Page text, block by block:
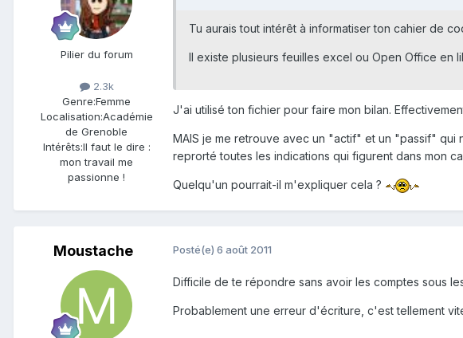
Pilier du forum
2.3k
Genre:Femme
Localisation:Académie
de Grenoble
Intérêts:Il faut le dire :
mon travail me
passionne !
Tu aurais tout intérêt à informatiser ton cahier de
Il existe plusieurs feuilles excel ou Open Office en
J'ai utilisé ton fichier pour faire mon bilan.
MAIS je me retrouve avec un "actif" et un "passif" qui
reprorté toutes les indications qui figurent dans mon
Quelqu'un pourrait-il m'expliquer cela ?
Moustache Posté(e) 6 août 2011
Difficile de te répondre sans avoir les comptes sous
Probablement une erreur d'écriture, c'est tellement